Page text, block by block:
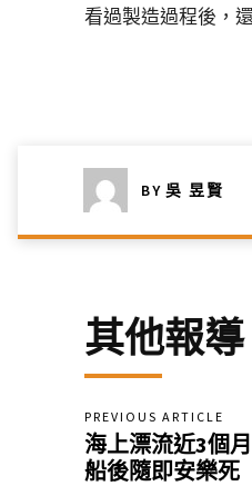
看過製造過程後，
BY 吳 昱賢
其他報導
PREVIOUS ARTICLE
海上漂流近3個
船後隨即安樂死